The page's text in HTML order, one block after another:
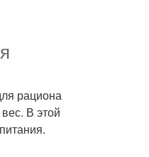
рациона
В этой